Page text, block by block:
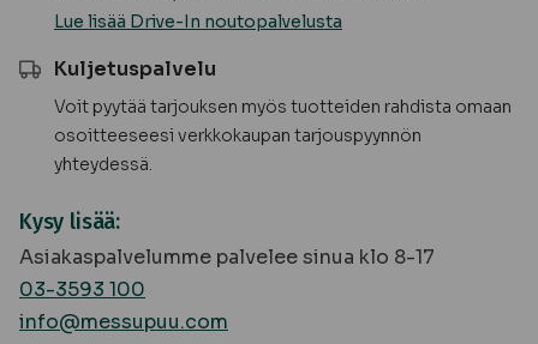
Lue lisää Drive-In noutopalvelusta
Kuljetuspalvelu
Voit pyytää tarjouksen myös tuotteiden rahdista omaan
osoitteeseesi verkkokaupan tarjouspyynnön
yhteydessä.
Kysy lisää:
Asiakaspalvelumme palvelee sinua klo 8-17
03-3593 100
info@messupuu.com